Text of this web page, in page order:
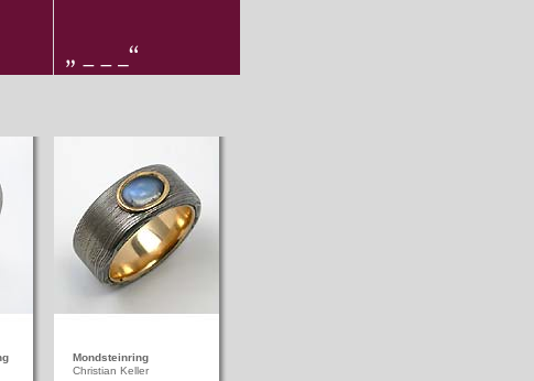
Mondsteinring
Christian Keller